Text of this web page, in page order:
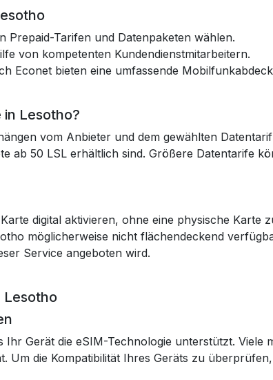
Prepaid-Tarifen und Datenpaketen wählen.
von kompetenten Kundendienstmitarbeitern.
Econet bieten eine umfassende
Lesotho?
vom Anbieter und dem gewählten
ab 50 LSL erhältlich sind. Größere Datentarife
digital aktivieren, ohne eine physische Karte
möglicherweise nicht flächendeckend
Service angeboten wird.
Lesotho
Ihr Gerät die eSIM-Technologie unterstützt.
Um die Kompatibilität Ihres Geräts zu